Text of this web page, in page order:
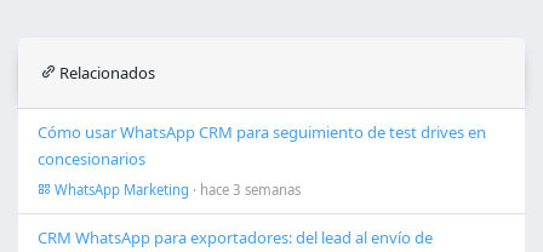
Relacionados
Cómo usar WhatsApp CRM para seguimiento de test drives en
concesionarios
WhatsApp Marketing · hace 3 semanas
CRM WhatsApp para exportadores: del lead al envío de